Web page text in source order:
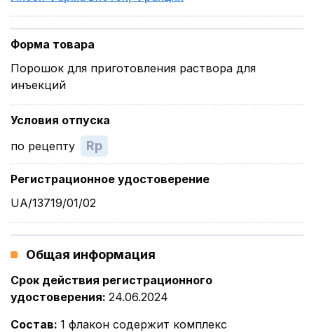
Форма товара
Порошок для приготовления раствора для
инъекций
Условия отпуска
по рецепту
Rp
Регистрационное удостоверение
UA/13719/01/02
Общая информация
Срок действия регистрационного
удостоверения: 24.06.2024
Состав: 1 флакон содержит комплекс